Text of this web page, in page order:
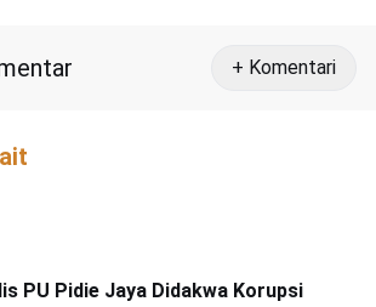
+ Komentari
PU Pidie Jaya Didakwa Korupsi